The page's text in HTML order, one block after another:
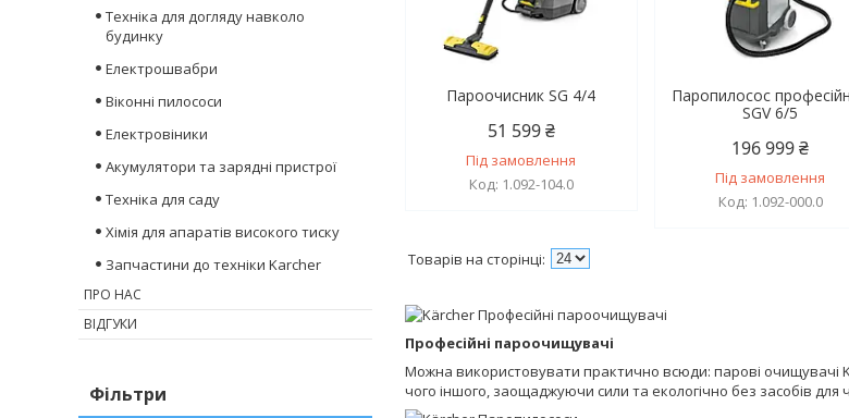
Пароочисник SG 4/4
51 599 ₴
Під замовлення
1.092-104.0
Паропилосос
SGV 6/5
196 999 ₴
Під замовлення
1.092-000.0
Професійні пароочищувачі
Можна використовувати практично всюди: парові очищувачі
чого іншого, заощаджуючи сили та екологічно без засобів для
Техніка для догляду навколо
будинку
Електрошвабри
Віконні пилососи
Електровіники
Акумулятори та зарядні пристрої
Техніка для саду
Хімія для апаратів високого тиску
Запчастини до техніки Karcher
ПРО НАС
ВІДГУКИ
Фільтри